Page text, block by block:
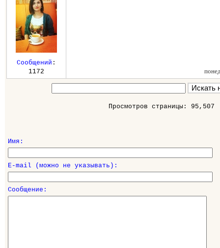
Сообщений :
1172
Просмотров страницы: 95,507
Имя:
E-mail (можно не указывать):
Сообщение: